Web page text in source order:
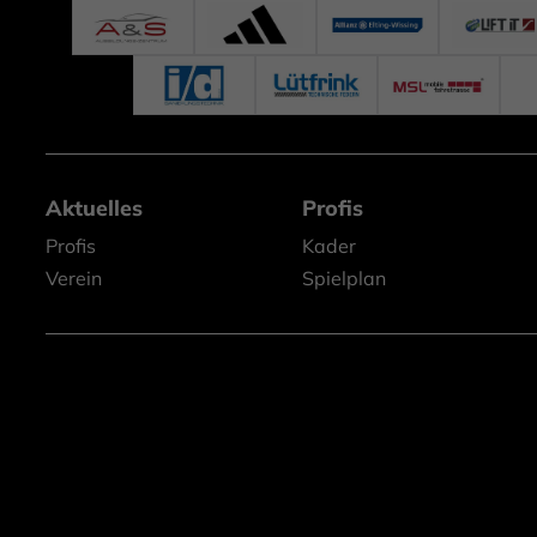
Aktuelles
Profis
Verein
Profis
Kader
Spielplan